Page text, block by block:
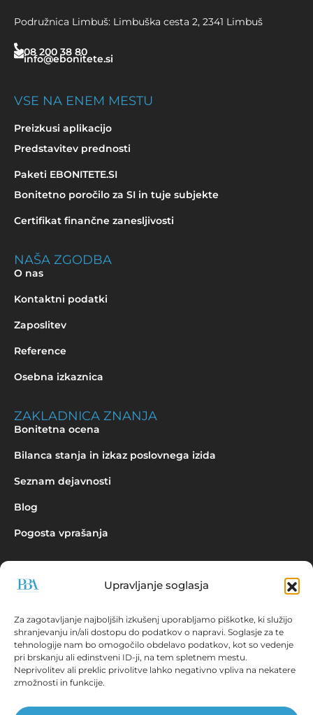
Upravljanje soglasja
Za zagotavljanje najboljših izkušenj uporabljamo piškotke, ki služijo
shranjevanju in/ali dostopu do podatkov o napravi. Soglasje za te
tehnologije nam bo omogočilo obdelavo podatkov, kot so vedenje
pri brskanju ali edinstveni ID-ji, na tem spletnem mestu.
Neprivolitev ali preklic privolitve lahko negativno vpliva na nekatere
zmožnosti in funkcije.
Podružnica Limbuš: Limbuška cesta 2, 2341 Limbuš
08 200 38 80
info@ebonitete.si
VSE NA ENEM MESTU
Preizkusi aplikacijo
Predstavitev prednosti
Paketi EBONITETE.SI
Bonitetno poročilo za SI in tuje subjekte
Certifikat finančne zanesljivosti
NAŠA ZGODBA
O nas
Kontaktni podatki
Zaposlitev
Reference
Osebna izkaznica
ZAKLADNICA ZNANJA
Bonitetna ocena
Bilanca stanja in izkaz poslovnega izida
Seznam dejavnosti
Blog
Pogosta vprašanja
Povpraševanje
dostopni!